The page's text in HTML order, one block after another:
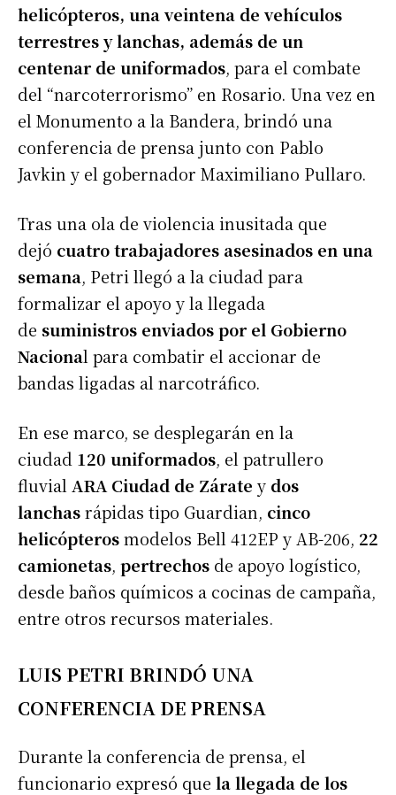
helicópteros, una veintena de vehículos
terrestres y lanchas, además de un
centenar de uniformados, para el combate
del “narcoterrorismo” en Rosario. Una vez en
el Monumento a la Bandera, brindó una
conferencia de prensa junto con Pablo
Javkin y el gobernador Maximiliano Pullaro.
Tras una ola de violencia inusitada que
dejó cuatro trabajadores asesinados en una
semana, Petri llegó a la ciudad para
formalizar el apoyo y la llegada
de suministros enviados por el Gobierno
Nacional para combatir el accionar de
bandas ligadas al narcotráfico.
En ese marco, se desplegarán en la
ciudad 120 uniformados, el patrullero
fluvial ARA Ciudad de Zárate y dos
lanchasrápidas tipo Guardian, cinco
helicópterosmodelos Bell 412EP y AB-206, 22
camionetas, pertrechos de apoyo logístico,
desde baños químicos a cocinas de campaña,
entre otros recursos materiales.
LUIS PETRI BRINDÓ UNA
CONFERENCIA DE PRENSA
Durante la conferencia de prensa, el
funcionario expresó que la llegada de los